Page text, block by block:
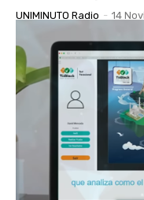
UNIMINUTO Radio - 14